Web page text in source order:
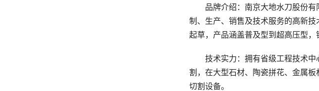
品牌介绍：南京大地水刀股份有
制、生产、销售及技术服务的高新
起草，产品涵盖普及型到超高压型，
技术实力：拥有省级工程技术中
割，在大型石材、陶瓷拼花、金属
切割设备。